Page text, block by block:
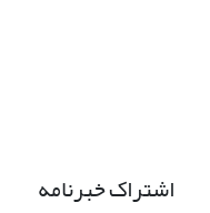
اشتراک خبرنامه